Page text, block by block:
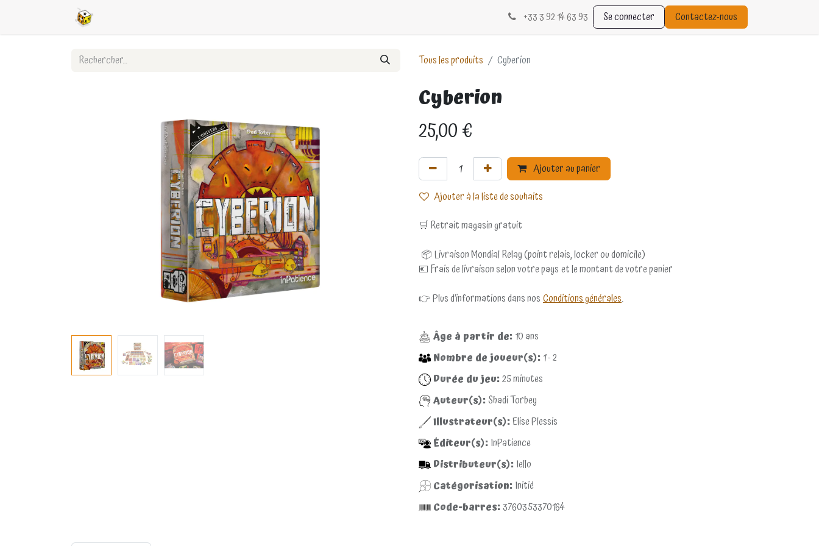
+33 3 92 14 63 93 Se connecter Contactez-nous
Tous les produits Cyberion
Cyberion
25,00€
Ajouter au panier
Ajouter à la liste de souhaits
🛒 Retrait magasin gratuit
📦 Livraison Mondial Relay (point relais, locker ou domicile)
💶 Frais de livraison selon votre pays et le montant de votre panier
👉 Plus d’informations dans nosConditions générales.
Âge à partir de:10ans
Nombre de joueur(s):1 - 2
Durée du jeu:25minutes
Auteur(s):Shadi Torbey
Illustrateur(s):Elise Plessis
Éditeur(s):InPatience
Distributeur(s):Iello
Catégorisation:Initié
Code-barres:3760353370164